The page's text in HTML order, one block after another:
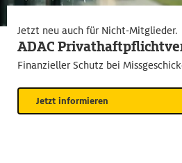
Jetzt neu auch für Nicht-Mitglieder.
ADAC
Finanzieller Schutz bei
Jetzt informieren